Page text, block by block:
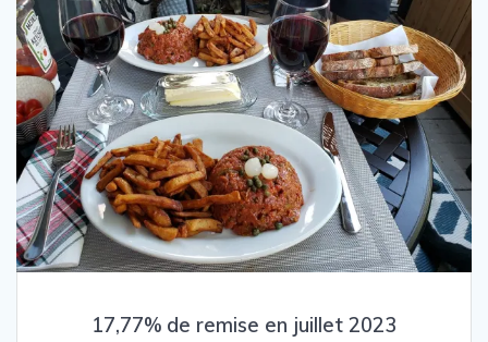
17,77% de remise en juillet 2023